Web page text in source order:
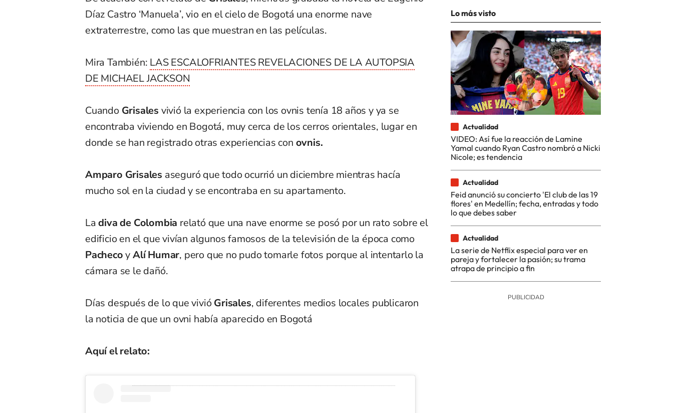
Díaz Castro ‘Manuela’, vio en el cielo de Bogotá una enorme nave
extraterrestre, como las que muestran en las películas.
Mira También: LAS ESCALOFRIANTES REVELACIONES DE LA AUTOPSIA
DE MICHAEL JACKSON
CuandoGrisales vivió la experiencia con los ovnis tenía 18 años y ya se
encontraba viviendo en Bogotá, muy cerca de los cerros orientales, lugar en
donde se han registrado otras experiencias con ovnis.
Amparo Grisales aseguró que todo ocurrió un diciembre mientras hacía
mucho sol en la ciudad y se encontraba en su apartamento.
Ladiva de Colombia relató que una nave enorme se posó por un rato sobre el
edificio en el que vivían algunos famosos de la televisión de la época como
PachecoyAlí Humar, pero que no pudo tomarle fotos porque al intentarlo la
cámara se le dañó.
Días después de lo que vivióGrisales, diferentes medios locales publicaron
la noticia de que un ovni había aparecido en Bogotá
Aquí el relato:
Lo más visto
Actualidad
VIDEO: Así fue la reacción de Lamine
Yamal cuando Ryan Castro nombró a Nicki
Nicole; es tendencia
Actualidad
Feid anunció su concierto 'El club de las 19
flores' en Medellín; fecha, entradas y todo
lo que debes saber
Actualidad
La serie de Netflix especial para ver en
pareja y fortalecer la pasión; su trama
atrapa de principio a fin